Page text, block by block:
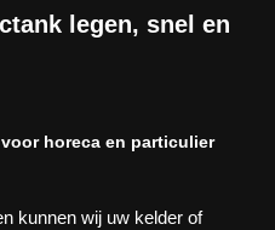
legen, snel en
horeca en particulier
kunnen wij uw kelder of